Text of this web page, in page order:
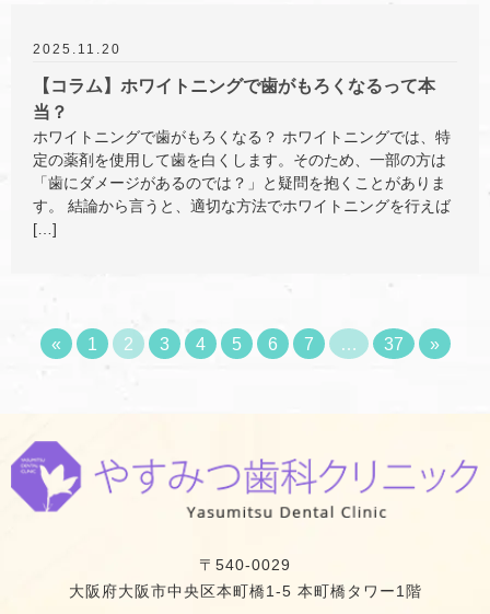
2025.11.20
【コラム】ホワイトニングで歯がもろくなるって本
当？
ホワイトニングで歯がもろくなる？ ホワイトニングでは、特
定の薬剤を使用して歯を白くします。そのため、一部の方は
「歯にダメージがあるのでは？」と疑問を抱くことがありま
す。 結論から言うと、適切な方法でホワイトニングを行えば
[…]
« 1 2 3 4 5 6 7 … 37 »
〒540-0029
大阪府大阪市中央区本町橋1-5 本町橋タワー1階